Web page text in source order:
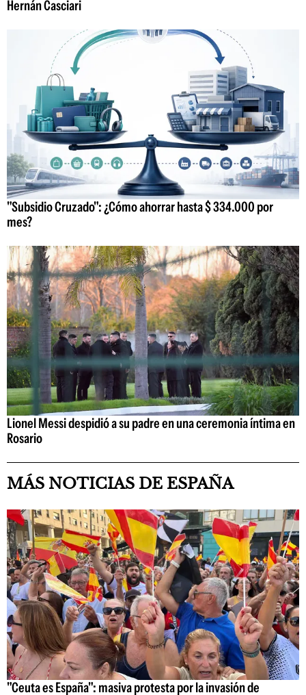
Hernán Casciari
"Subsidio Cruzado": ¿Cómo ahorrar hasta $ 334.000 por
mes?
Lionel Messi despidió a su padre en una ceremonia íntima en
Rosario
MÁS NOTICIAS DE ESPAÑA
"Ceuta es España": masiva protesta por la invasión de